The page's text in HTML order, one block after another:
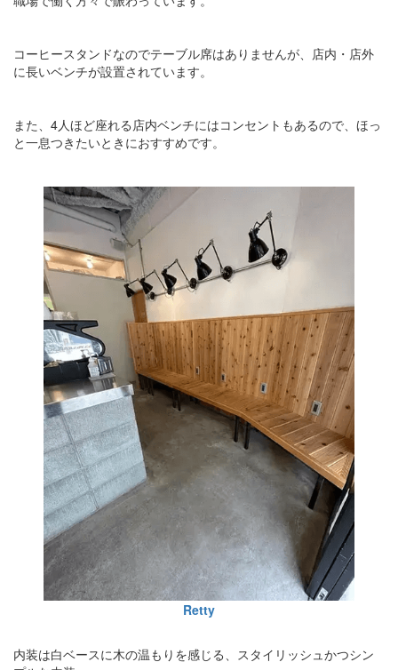
コーヒースタンドなのでテーブル席はありませんが、店内・店外
に長いベンチが設置されています。
また、4人ほど座れる店内ベンチにはコンセントもあるので、ほっ
と一息つきたいときにおすすめです。
Retty
内装は白ベースに木の温もりを感じる、スタイリッシュかつシン